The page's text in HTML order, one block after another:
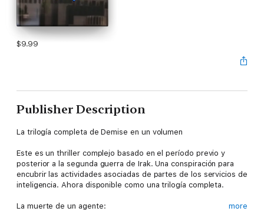
$9.99
Publisher Description
La trilogía completa de Demise en un volumen
Este es un thriller complejo basado en el período previo y
posterior a la segunda guerra de Irak. Una conspiración para
encubrir las actividades asociadas de partes de los servicios de
inteligencia. Ahora disponible como una trilogía completa.
La muerte de un agente: more